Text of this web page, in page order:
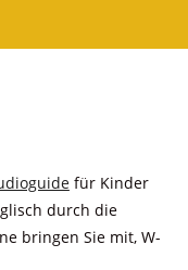
für Kinder
durch die
bringen Sie mit, W-